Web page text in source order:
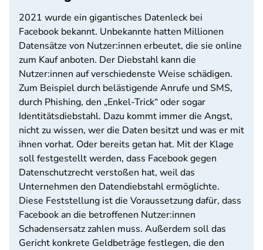
2021 wurde ein gigantisches Datenleck bei
Facebook bekannt. Unbekannte hatten Millionen
Datensätze von Nutzer:innen erbeutet, die sie online
zum Kauf anboten. Der Diebstahl kann die
Nutzer:innen auf verschiedenste Weise schädigen.
Zum Beispiel durch belästigende Anrufe und SMS,
durch Phishing, den „Enkel-Trick“ oder sogar
Identitätsdiebstahl. Dazu kommt immer die Angst,
nicht zu wissen, wer die Daten besitzt und was er mit
ihnen vorhat. Oder bereits getan hat. Mit der Klage
soll festgestellt werden, dass Facebook gegen
Datenschutzrecht verstoßen hat, weil das
Unternehmen den Datendiebstahl ermöglichte.
Diese Feststellung ist die Voraussetzung dafür, dass
Facebook an die betroffenen Nutzer:innen
Schadensersatz zahlen muss. Außerdem soll das
Gericht konkrete Geldbeträge festlegen, die den